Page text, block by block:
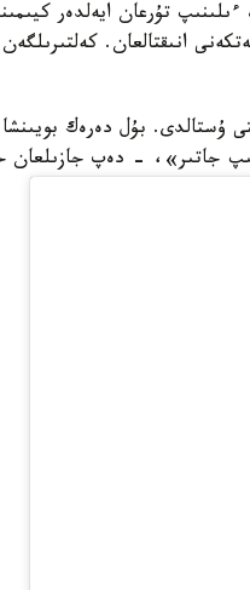
انىقتالعان.
ۇستالدى. بۇل دەرەك